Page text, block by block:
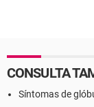
CONSULTA
Síntomas de